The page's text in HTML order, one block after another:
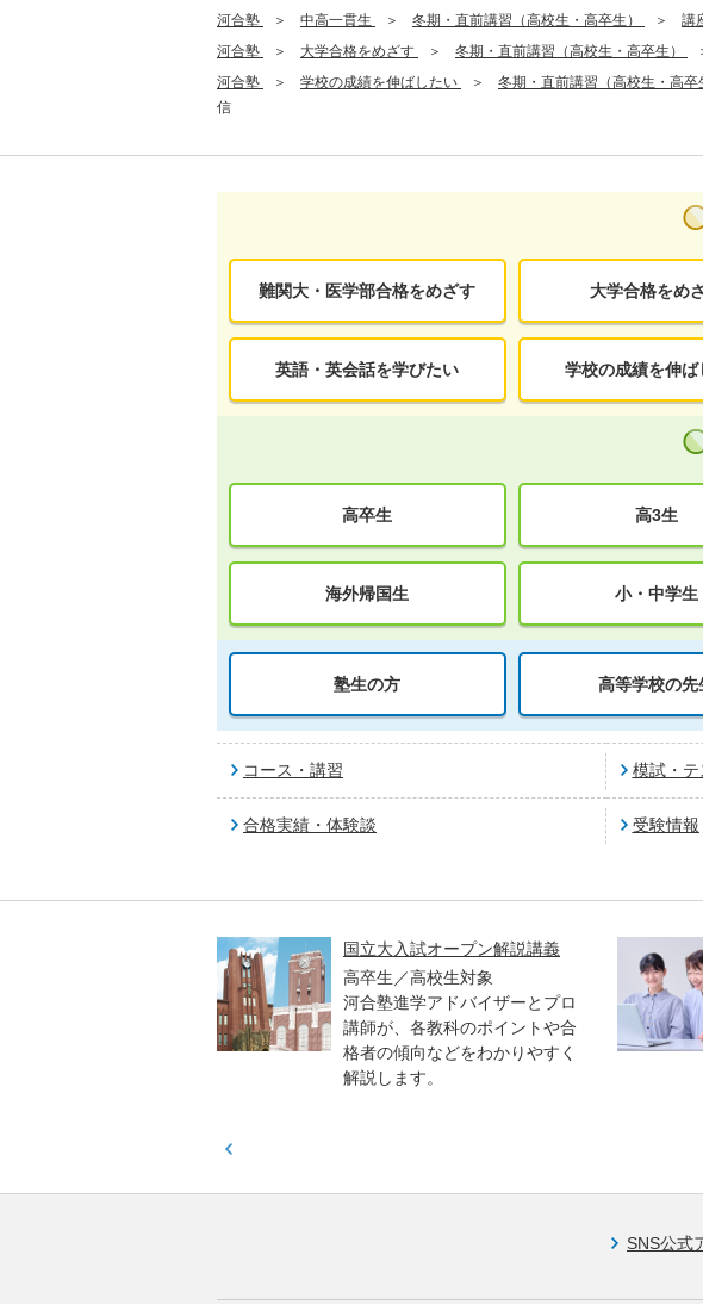
河合塾
中高一貫生 冬期・直前講習（高校生・高卒生） 講
河合塾
大学合格をめざす 冬期・直前講習（高校生・高卒生）
河合塾
学校の成績を伸ばしたい 冬期・直前講習（高校生・高卒
信
難関大・医学部合格をめざす 大学合格をめ
英語・英会話を学びたい 学校の成績を伸ば
高卒生 高3生
海外帰国生 小・中学生
塾生の方 高等学校の先
コース・講習 模試・テ
合格実績・体験談 受験情報
国立大入試オープン解説講義
高卒生／高校生対象
河合塾進学アドバイザーとプロ
講師が、各教科のポイントや合
格者の傾向などをわかりやすく
解説します。
SNS公式